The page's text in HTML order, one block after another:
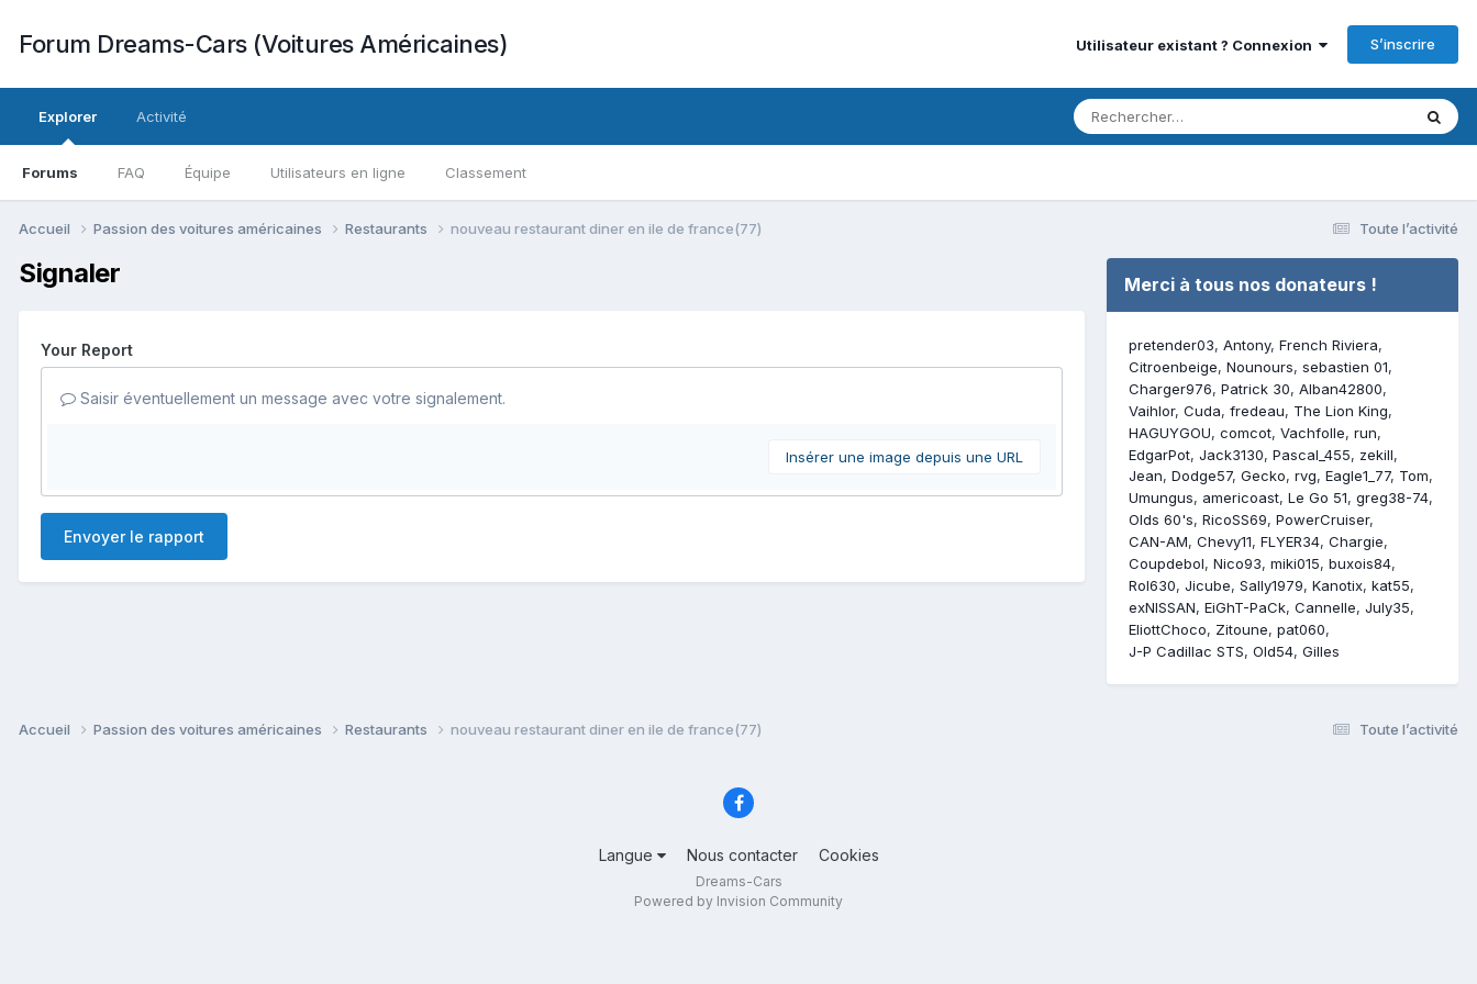
Forum Dreams-Cars (Voitures Américaines) Utilisateur existant ? Connexion S’inscrire
Explorer
Forums FAQ Équipe Utilisateurs en ligne Classement
Activité
Toute l’activité
Accueil Passion des voitures américaines Restaurants nouveau restaurant diner en ile de france(77)
Signaler
Your Report
Saisir éventuellement un message avec votre signalement.
Insérer une image depuis une URL
Envoyer le rapport
Merci à tous nos donateurs !
pretender03 Antony French Riviera
Citroenbeige Nounours sebastien 01
Charger976 Patrick 30 Alban42800
Vaihlor Cuda fredeau
The Lion King
HAGUYGOU comcot Vachfolle run
EdgarPot Jack3130 Pascal_455
zekill
Jean Dodge57 Gecko rvg Eagle1_77 Tom
Umungus
americoast Le Go 51 greg38-74
Olds 60's RicoSS69 PowerCruiser
CAN-AM Chevy11 FLYER34 Chargie
Coupdebol Nico93 miki015 buxois84
Rol630 Jicube Sally1979 Kanotix kat55
exNISSAN EiGhT-PaCk Cannelle July35
EliottChoco
Zitoune pat060
J-P Cadillac STS Old54 Gilles
Toute l’activité
Accueil Passion des voitures américaines Restaurants nouveau restaurant diner en ile de france(77)
Langue Nous contacter Cookies
Dreams-Cars
Powered by Invision Community